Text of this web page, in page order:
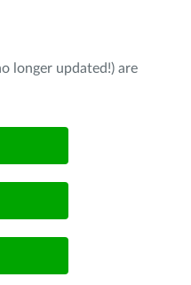
longer updated!) are